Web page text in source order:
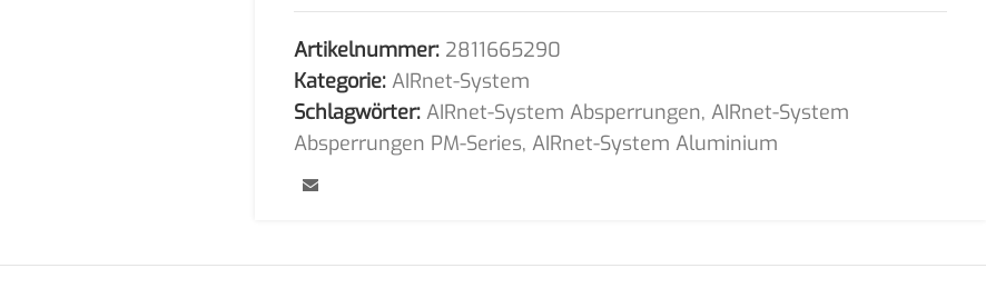
Artikelnummer: 2811665290
Kategorie: AIRnet-System
Schlagwörter: AIRnet-System Absperrungen, AIRnet-System
Absperrungen PM-Series, AIRnet-System Aluminium